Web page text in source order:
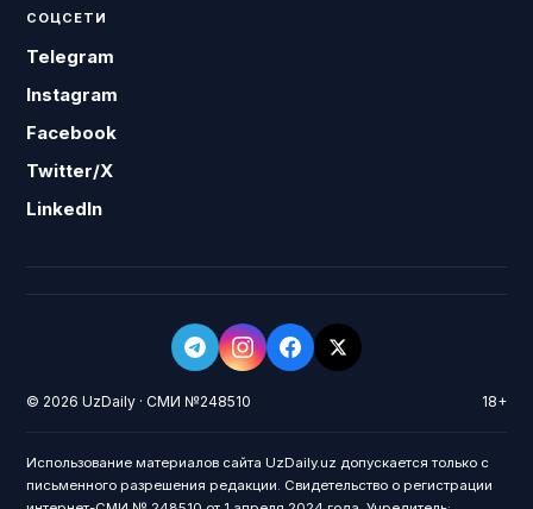
СОЦСЕТИ
Telegram
Instagram
Facebook
Twitter/X
LinkedIn
© 2026 UzDaily · СМИ №248510 18+
Использование материалов сайта UzDaily.uz допускается только с
письменного разрешения редакции. Свидетельство о регистрации